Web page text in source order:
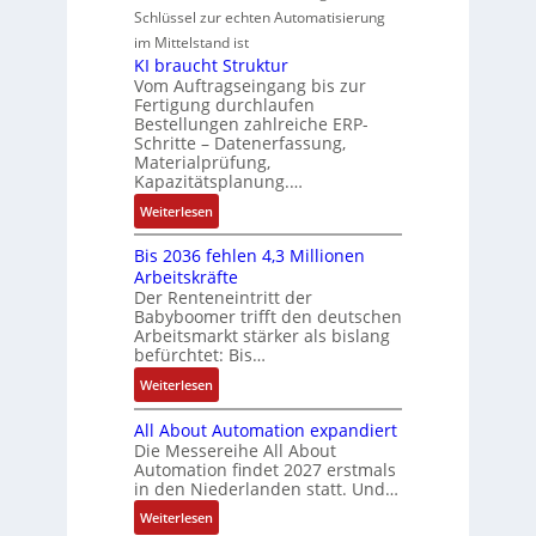
M
o
e
n
a
u
f
n
a
h
m
e
,
g
p
ä
g
t
d
a
n
u
c
C
N
C
-
y
s
t
e
m
e
e
s
c
h
ä
f
t
s
f
ü
h
r
e
r
z
u
m
V
o
r
s
t
a
s
t
è
m
e
s
:
Q
2
E
r
g
e
b
n
i
s
s
e
b
e
s
u
r
V
e
r
t
r
i
e
b
s
-
u
n
d
M
a
r
k
e
t
i
Schlüssel zur echten Automatisierung
im Mittelstand ist
KI braucht Struktur
Vom Auftragseingang bis zur
Fertigung durchlaufen
Bestellungen zahlreiche ERP-
Schritte – Datenerfassung,
Materialprüfung,
Kapazitätsplanung.…
Weiterlesen:
K
I
b
r
a
u
c
h
t
S
t
r
u
k
Bis 2036 fehlen 4,3 Millionen
Arbeitskräfte
Der Renteneintritt der
Babyboomer trifft den deutschen
Arbeitsmarkt stärker als bislang
befürchtet: Bis…
Weiterlesen:
B
i
s
2
0
3
All About Automation expandiert
Die Messereihe All About
Automation findet 2027 erstmals
in den Niederlanden statt. Und…
Weiterlesen: